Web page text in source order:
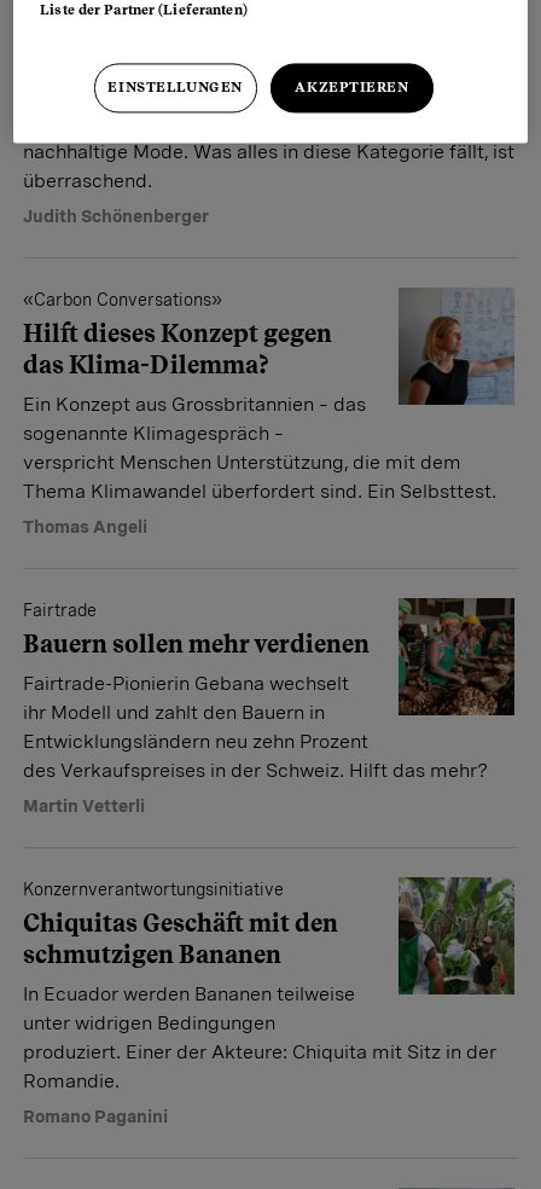
Zweifelhafte Labels bei
Zalando und About You geben sich
nachhaltige Mode. Was alles in diese Kategorie fällt, ist
überraschend.
Judith Schönenberger
«Carbon Conversations»
Hilft dieses Konzept gegen
das Klima-Dilemma?
Ein Konzept aus Grossbritannien – das
sogenannte Klimagespräch –
verspricht Menschen Unterstützung, die mit dem
Thema Klimawandel überfordert sind. Ein Selbsttest.
Thomas Angeli
Fairtrade
Bauern sollen mehr verdienen
Fairtrade-Pionierin Gebana wechselt
ihr Modell und zahlt den Bauern in
Entwicklungsländern neu zehn Prozent
des Verkaufspreises in der Schweiz. Hilft das mehr?
Martin Vetterli
Konzernverantwortungsinitiative
Chiquitas Geschäft mit den
schmutzigen Bananen
In Ecuador werden Bananen teilweise
unter widrigen Bedingungen
produziert. Einer der Akteure: Chiquita mit Sitz in der
Romandie.
Romano Paganini
Liste der Partner (Lieferanten)
EINSTELLUNGEN AKZEPTIEREN